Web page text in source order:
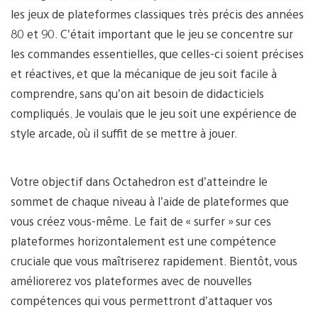
les jeux de plateformes classiques très précis des années
80 et 90. C’était important que le jeu se concentre sur
les commandes essentielles, que celles-ci soient précises
et réactives, et que la mécanique de jeu soit facile à
comprendre, sans qu’on ait besoin de didacticiels
compliqués. Je voulais que le jeu soit une expérience de
style arcade, où il suffit de se mettre à jouer.
Votre objectif dans Octahedron est d’atteindre le
sommet de chaque niveau à l’aide de plateformes que
vous créez vous-même. Le fait de « surfer » sur ces
plateformes horizontalement est une compétence
cruciale que vous maîtriserez rapidement. Bientôt, vous
améliorerez vos plateformes avec de nouvelles
compétences qui vous permettront d’attaquer vos